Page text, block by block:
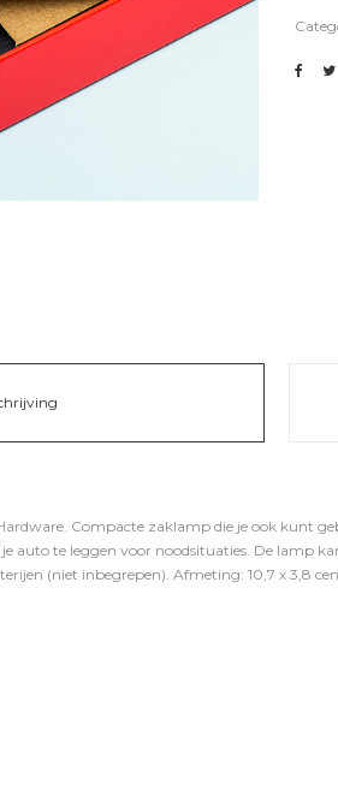
Compacte zaklamp die je ook kunt
auto te leggen voor noodsituaties. De lamp
(niet inbegrepen). Afmeting: 10,7 x 3,8